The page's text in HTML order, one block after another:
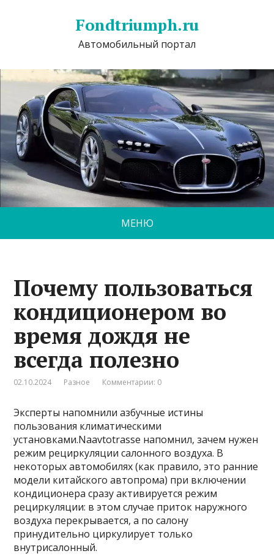
Fondtriumph.ru
Автомобильный портал
МЕНЮ
Почему пользоваться
кондиционером во
время дождя не
всегда полезно
02.10.2024 Разное Комментарии: 0
Эксперты напомнили азбучные истины
пользования климатическими
установками.Naavtotrasse напомнил, зачем нужен
режим рециркуляции салонного воздуха. В
некоторых автомобилях (как правило, это ранние
модели китайского автопрома) при включении
кондиционера сразу активируется режим
рециркуляции: в этом случае приток наружного
воздуха перекрывается, а по салону
принудительно циркулирует только
внутрисалонный.